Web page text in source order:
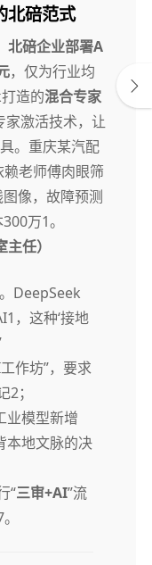
北碚范式
北碚企业部署A
，仅为行业均
造的混合专家
家激活技术，让
。重庆某汽配
老师傅肉眼筛
像，故障预测
万1。
任）
DeepSeek
，这种‘接地
作坊”，要求
；
业模型新增
本地文脉的决
“三审+AI”流